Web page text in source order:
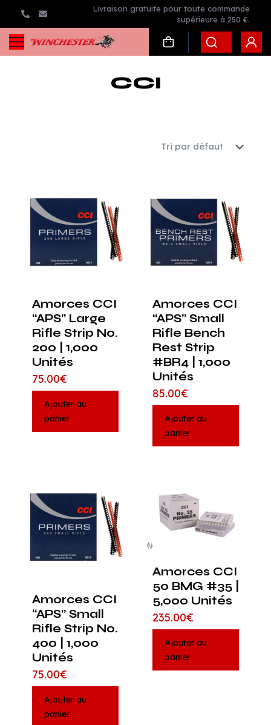
Livraison gratuite pour toute commande
supérieure à 250 €.
CCI
Amorces CCI
“APS” Large
Rifle Strip No.
200 | 1,000
Unités
75.00€
Ajouter au
panier
Amorces CCI
“APS” Small
Rifle Bench
Rest Strip
#BR4 | 1,000
Unités
85.00€
Ajouter au
panier
Amorces CCI
“APS” Small
Rifle Strip No.
400 | 1,000
Unités
75.00€
Ajouter au
panier
Amorces CCI
50 BMG #35 |
5,000 Unités
235.00€
Ajouter au
panier